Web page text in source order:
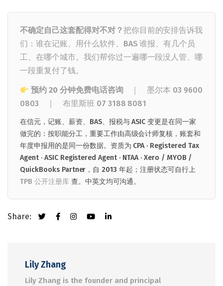
不确定自己这套配得对不对？把你目前的安排告诉我
们：谁在记账、用什么软件、BAS 谁报、有几个员
工、在哪个城市。我们帮你过一遍哪一段没人管、哪
一段重复付了钱。
预约 20 分钟免费电话咨询｜ 墨尔本 03 9600
0803 ｜ 布里斯班 07 3188 8081
在信元，记账、薪资、BAS、报税与 ASIC 变更是在同一家
做完的：按职能分工，重要工作由高级会计师复核，账套和
年度申报用的是同一份数据。资质为 CPA · Registered Tax
Agent · ASIC Registered Agent · NTAA · Xero / MYOB /
QuickBooks Partner，自 2013 年起；注册状态可自行上
TPB 公开注册库查。中英文均可沟通。
Share:
Lily Zhang
Lily Zhang is the founder and principal